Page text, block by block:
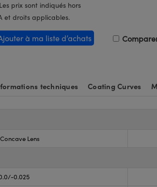
Les prix sont indiqués hors
et droits applicables.
à ma liste d’achats
techniques Coating Curves
Lens
0.025